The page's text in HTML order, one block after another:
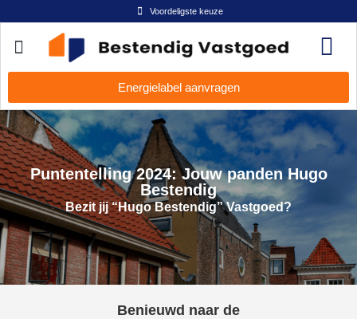
Voordeligste keuze
Energielabel aanvragen
Puntentelling 2024: Jouw panden Hugo
Bestendig
Bezit jij “Hugo Bestendig” Vastgoed?
Benieuwd naar de